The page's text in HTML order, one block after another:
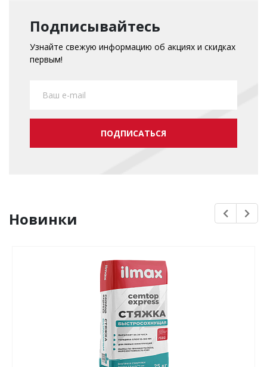
Подписывайтесь
Узнайте свежую информацию об акциях и скидках
первым!
ПОДПИСАТЬСЯ
Новинки